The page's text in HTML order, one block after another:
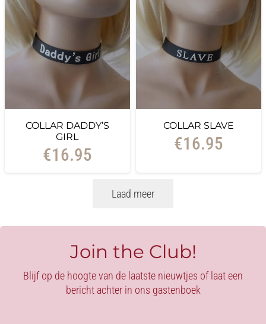
COLLAR DADDY’S
GIRL
€16.95
COLLAR SLAVE
€16.95
Laad meer
Join the Club!
Blijf op de hoogte van de laatste nieuwtjes of laat een
bericht achter in ons gastenboek